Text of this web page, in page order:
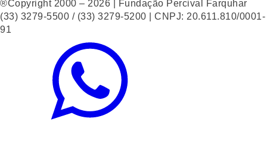
®Copyright 2000 – 2026 | Fundação Percival Farquhar
(33) 3279-5500 / (33) 3279-5200 | CNPJ: 20.611.810/0001-
91